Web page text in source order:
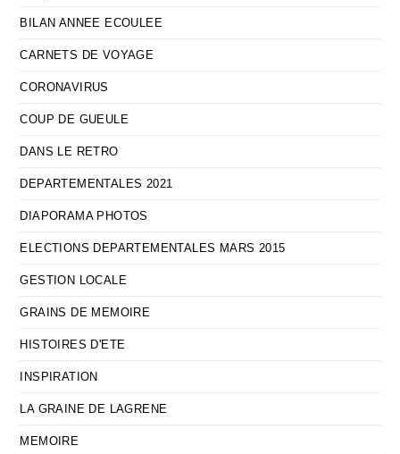
BILAN ANNEE ECOULEE
CARNETS DE VOYAGE
CORONAVIRUS
COUP DE GUEULE
DANS LE RETRO
DEPARTEMENTALES 2021
DIAPORAMA PHOTOS
ELECTIONS DEPARTEMENTALES MARS 2015
GESTION LOCALE
GRAINS DE MEMOIRE
HISTOIRES D'ETE
INSPIRATION
LA GRAINE DE LAGRENE
MEMOIRE